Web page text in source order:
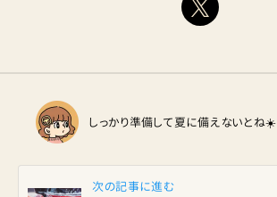
しっかり準備して夏に備えないとね☀️
次の記事に進む